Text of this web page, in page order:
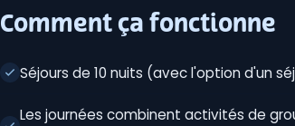
Comment ça fonctionne
Séjours de 10 nuits (avec l'option d'un
Les journées combinent activités de